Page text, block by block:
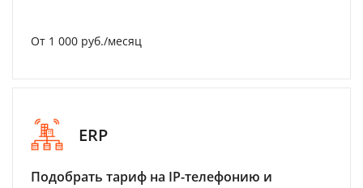
От 1 000 руб./месяц
ERP
Подобрать тариф на IP-телефонию и